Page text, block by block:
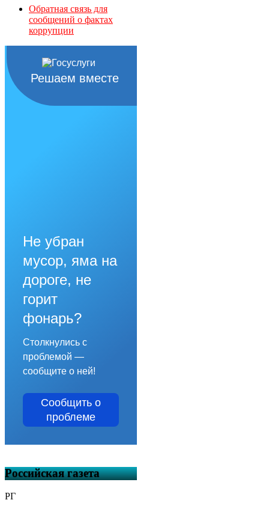
Обратная связь для
сообщений о фактах
коррупции
Решаем вместе
Не убран
мусор, яма на
дороге, не
горит
фонарь?
Столкнулись с
проблемой —
сообщите о ней!
Сообщить о
проблеме
Российская газета
РГ